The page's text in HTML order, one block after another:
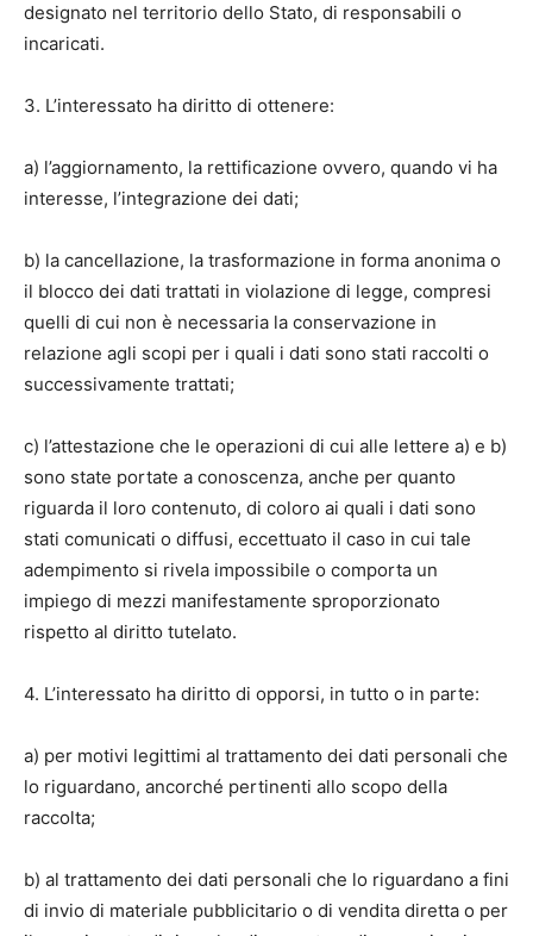
designato nel territorio dello Stato, di responsabili o
incaricati.
3. L’interessato ha diritto di ottenere:
a) l’aggiornamento, la rettificazione ovvero, quando vi ha
interesse, l’integrazione dei dati;
b) la cancellazione, la trasformazione in forma anonima o
il blocco dei dati trattati in violazione di legge, compresi
quelli di cui non è necessaria la conservazione in
relazione agli scopi per i quali i dati sono stati raccolti o
successivamente trattati;
c) l’attestazione che le operazioni di cui alle lettere a) e b)
sono state portate a conoscenza, anche per quanto
riguarda il loro contenuto, di coloro ai quali i dati sono
stati comunicati o diffusi, eccettuato il caso in cui tale
adempimento si rivela impossibile o comporta un
impiego di mezzi manifestamente sproporzionato
rispetto al diritto tutelato.
4. L’interessato ha diritto di opporsi, in tutto o in parte:
a) per motivi legittimi al trattamento dei dati personali che
lo riguardano, ancorché pertinenti allo scopo della
raccolta;
b) al trattamento dei dati personali che lo riguardano a fini
di invio di materiale pubblicitario o di vendita diretta o per